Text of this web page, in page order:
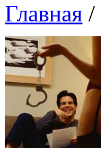
Главная /